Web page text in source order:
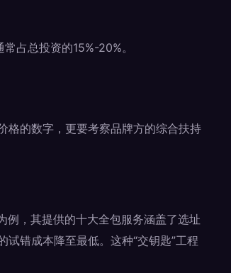
占总投资的15%-20%。
格的数字，更要考察品牌方的综合扶持
例，其提供的十大全包服务涵盖了选址
错成本降至最低。这种“交钥匙”工程